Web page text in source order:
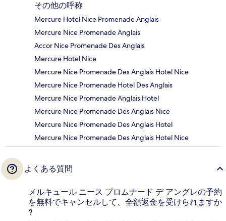
その他の呼称
Mercure Hotel Nice Promenade Anglais
Mercure Nice Promenade Anglais
Accor Nice Promenade Des Anglais
Mercure Hotel Nice
Mercure Nice Promenade Des Anglais Hotel Nice
Mercure Nice Promenade Hotel Des Anglais
Mercure Nice Promenade Anglais Hotel
Mercure Nice Promenade Des Anglais Nice
Mercure Nice Promenade Des Anglais Hotel
Mercure Nice Promenade Des Anglais Hotel Nice
よくある質問
メルキュール ニース プロムナード デ アングレの予約
を無料でキャンセルして、全額返金を受けられますか
?